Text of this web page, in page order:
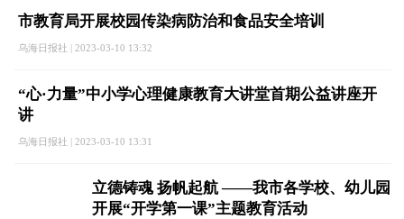
市教育局开展校园传染病防治和食品安全培训
乌海日报社 | 2023-03-10 13:32
“心·力量”中小学心理健康教育大讲堂首期公益讲座开
讲
乌海日报社 | 2023-03-10 13:31
立德铸魂 扬帆起航 ——我市各学校、幼儿园
开展“开学第一课”主题教育活动